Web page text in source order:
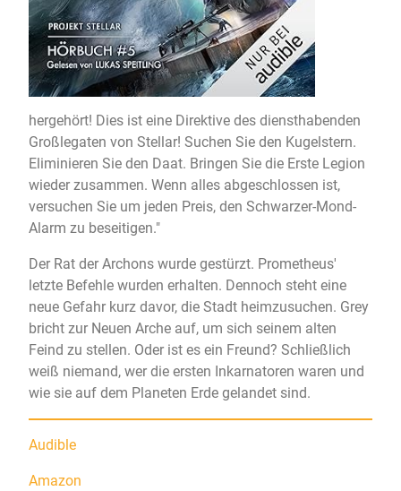
hergehört! Dies ist eine Direktive des diensthabenden
Großlegaten von Stellar! Suchen Sie den Kugelstern.
Eliminieren Sie den Daat. Bringen Sie die Erste Legion
wieder zusammen. Wenn alles abgeschlossen ist,
versuchen Sie um jeden Preis, den Schwarzer-Mond-
Alarm zu beseitigen."
Der Rat der Archons wurde gestürzt. Prometheus'
letzte Befehle wurden erhalten. Dennoch steht eine
neue Gefahr kurz davor, die Stadt heimzusuchen. Grey
bricht zur Neuen Arche auf, um sich seinem alten
Feind zu stellen. Oder ist es ein Freund? Schließlich
weiß niemand, wer die ersten Inkarnatoren waren und
wie sie auf dem Planeten Erde gelandet sind.
Audible
Amazon